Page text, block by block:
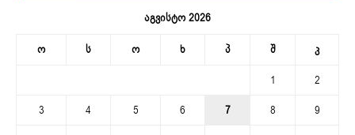
აგვისტო 2026
ო ს ო ხ პ შ კ
1
2
3
4 5 6 7 8
9